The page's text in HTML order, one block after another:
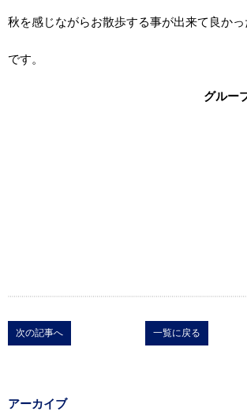
秋を感じながらお散歩する事が出来て良かっ
です。
グルー
次の記事へ 一覧に戻る
アーカイブ